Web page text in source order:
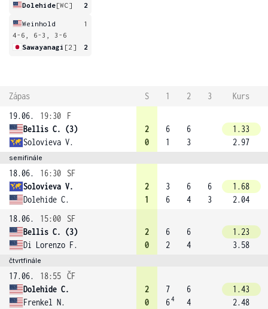
Dolehide[WC] 2
Weinhold
1
4-6, 6-3, 3-6
Sawayanagi [2] 2
Zápas S 1 2 3
Kurs
19.06.
19:30
F
Bellis C. (3)
Solovieva V.
2
0
6
1
6
3
1.33
2.97
semifinále
18.06. 16:30
SF
Solovieva V.
Dolehide C.
2
1
3
6
6
4
6
3
1.68
2.04
18.06.
15:00
SF
Bellis C. (3)
Di Lorenzo F.
2
0
6
2
6
4
1.23
3.58
čtvrtfinále
17.06. 18:55 ČF
Dolehide C.
Frenkel N.
2
0
7
64
6
4
1.43
2.48